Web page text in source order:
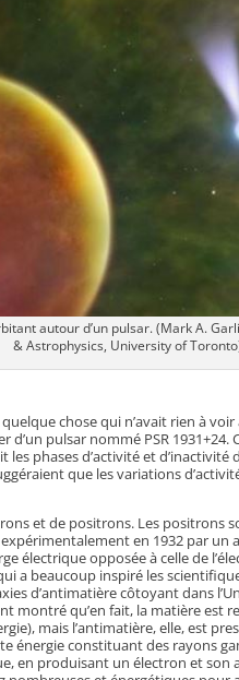
autour d’un pulsar. (Mark A.
& Astrophysics, University of
chose qui n’avait rien à voir
pulsar nommé PSR
phases d’activité et
que les variations
et de positrons. Les positrons
en 1932 par
électrique opposée à celle de
a beaucoup inspiré les
d’antimatière côtoyant dans
montré qu’en fait, la matière est
mais l’antimatière, elle, est
énergie constituant des rayons
en produisant un électron et son